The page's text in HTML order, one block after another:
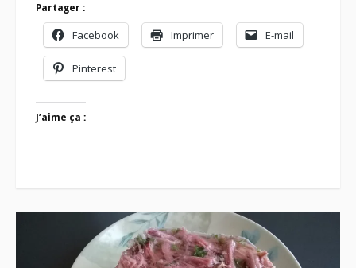
Partager :
Facebook Imprimer E-mail
Pinterest
J’aime ça :